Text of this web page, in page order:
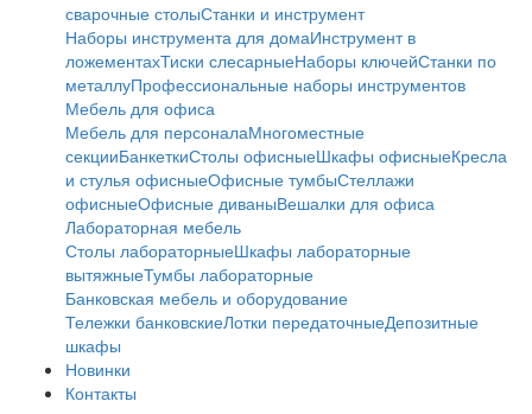
сварочные столыСтанки и инструмент
Наборы инструмента для домаИнструмент в
ложементахТиски слесарныеНаборы ключейСтанки по
металлуПрофессиональные наборы инструментов
Мебель для офиса
Мебель для персоналаМногоместные
секцииБанкеткиСтолы офисныеШкафы офисныеКресла
и стулья офисныеОфисные тумбыСтеллажи
офисныеОфисные диваныВешалки для офиса
Лабораторная мебель
Столы лабораторныеШкафы лабораторные
вытяжныеТумбы лабораторные
Банковская мебель и оборудование
Тележки банковскиеЛотки передаточныеДепозитные
шкафы
Новинки
Контакты